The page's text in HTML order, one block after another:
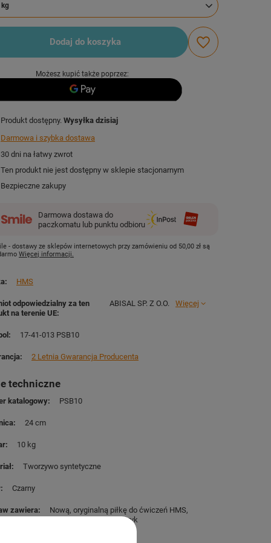
Dodaj do koszyka
Możesz kupić także poprzez:
Produkt dostępny Wysyłkadzisiaj
Darmowa i szybka dostawa
30 dni na łatwy zwrot
Ten produkt nie jest dostępny w sklepie stacjonarnym
Bezpieczne zakupy
Darmowa dostawa do
paczkomatu lub punktu odbioru
- dostawy ze sklepów internetowych przy zamówieniu od 50,00 zł są
Więcej informacji.
HMS
odpowiedzialny za ten
na terenie UE
ABISAL SP. Z O.O. Więcej
17-41-013 PSB10
2 Letnia Gwarancja Producenta
techniczne
katalogowy PSB10
24 cm
10 kg
Tworzywo syntetyczne
Czarny
zawiera
Nową, oryginalną piłkę do ćwiczeń HMS
nasz firmowy kalendarzyk